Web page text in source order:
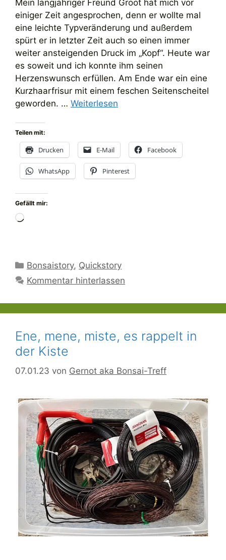
Mein langjähriger Freund Groot hat mich vor
einiger Zeit angesprochen, denn er wollte mal
eine leichte Typveränderung und außerdem
spürt er in letzter Zeit auch so einen immer
weiter ansteigenden Druck im „Kopf“. Heute war
es soweit und ich konnte ihm seinen
Herzenswunsch erfüllen. Am Ende war ein eine
Kurzhaarfrisur mit einem feschen Seitenscheitel
geworden. … Weiterlesen
Teilen mit:
Drucken E-Mail Facebook
WhatsApp Pinterest
Gefällt mir:
Wird
Kategorien
Bonsaistory, Quickstory
Kommentar hinterlassen
Ene, mene, miste, es rappelt in
der Kiste
07.01.23 von Gernot aka Bonsai-Treff